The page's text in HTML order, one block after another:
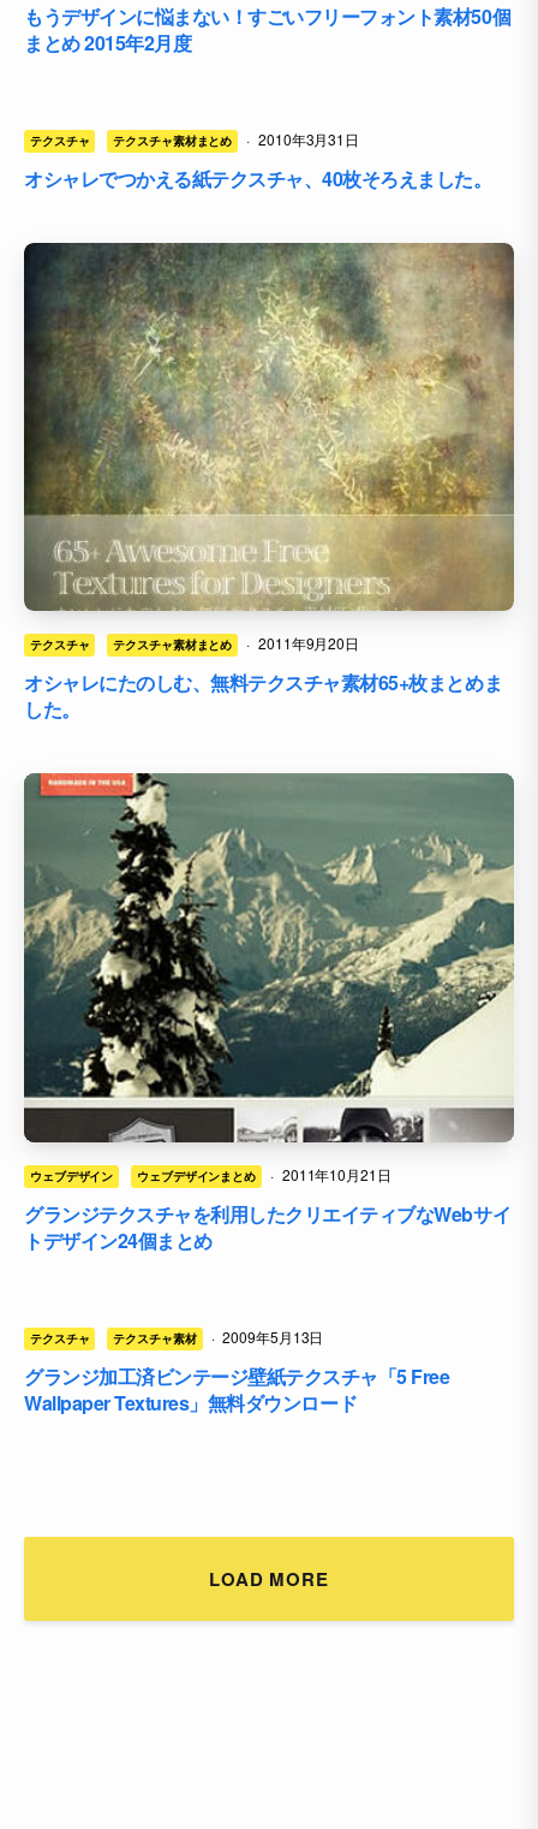
もうデザインに悩まない！すごいフリーフォント素材50個
まとめ 2015年2月度
テクスチャ テクスチャ素材まとめ · 2010年3月31日
オシャレでつかえる紙テクスチャ、40枚そろえました。
テクスチャ テクスチャ素材まとめ · 2011年9月20日
オシャレにたのしむ、無料テクスチャ素材65+枚まとめま
した。
ウェブデザイン ウェブデザインまとめ · 2011年10月21日
グランジテクスチャを利用したクリエイティブなWebサイ
トデザイン24個まとめ
テクスチャ テクスチャ素材 · 2009年5月13日
グランジ加工済ビンテージ壁紙テクスチャ「5 Free
Wallpaper Textures」無料ダウンロード
LOAD MORE